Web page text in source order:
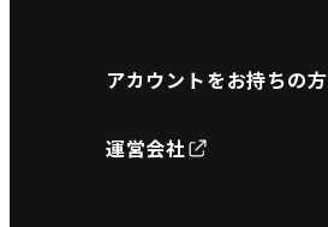
アカウントをお持ちの方
運営会社